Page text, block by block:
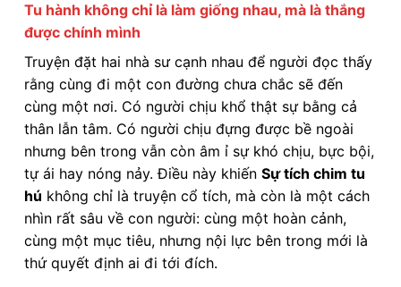
Tu hành không chỉ là làm giống nhau, mà là thắng
được chính mình
Truyện đặt hai nhà sư cạnh nhau để người đọc thấy
rằng cùng đi một con đường chưa chắc sẽ đến
cùng một nơi. Có người chịu khổ thật sự bằng cả
thân lẫn tâm. Có người chịu đựng được bề ngoài
nhưng bên trong vẫn còn âm ỉ sự khó chịu, bực bội,
tự ái hay nóng nảy. Điều này khiến Sự tích chim tu
hú không chỉ là truyện cổ tích, mà còn là một cách
nhìn rất sâu về con người: cùng một hoàn cảnh,
cùng một mục tiêu, nhưng nội lực bên trong mới là
thứ quyết định ai đi tới đích.